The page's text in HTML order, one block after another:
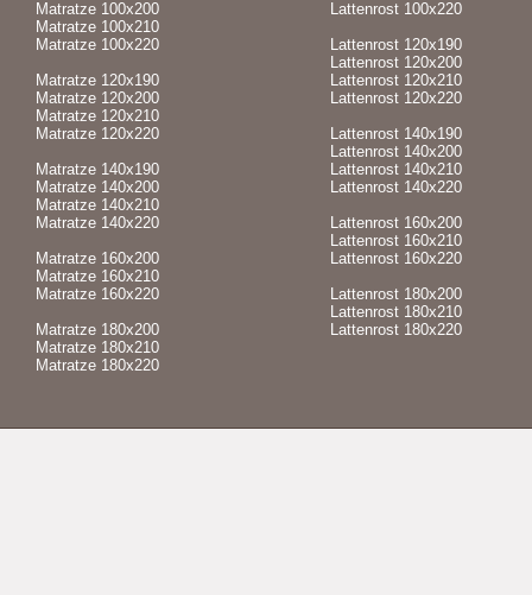
Matratze 100x200
Matratze 100x210
Matratze 100x220
Matratze 120x190
Matratze 120x200
Matratze 120x210
Matratze 120x220
Matratze 140x190
Matratze 140x200
Matratze 140x210
Matratze 140x220
Matratze 160x200
Matratze 160x210
Matratze 160x220
Matratze 180x200
Matratze 180x210
Matratze 180x220
Lattenrost 100x220
Lattenrost 120x190
Lattenrost 120x200
Lattenrost 120x210
Lattenrost 120x220
Lattenrost 140x190
Lattenrost 140x200
Lattenrost 140x210
Lattenrost 140x220
Lattenrost 160x200
Lattenrost 160x210
Lattenrost 160x220
Lattenrost 180x200
Lattenrost 180x210
Lattenrost 180x220